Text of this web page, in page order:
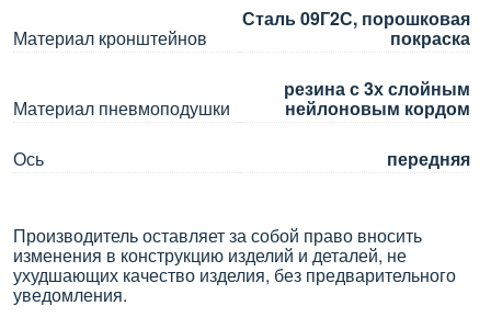
Материал кронштейнов
Сталь 09Г2С, порошковая
покраска
Материал пневмоподушки
резина с 3х слойным
нейлоновым кордом
Ось
передняя
Производитель оставляет за собой право вносить
изменения в конструкцию изделий и деталей, не
ухудшающих качество изделия, без предварительного
уведомления.